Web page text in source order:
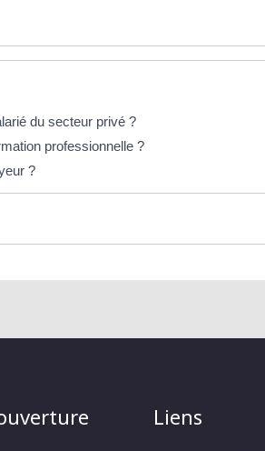
du secteur privé ?
professionnelle ?
?
Liens